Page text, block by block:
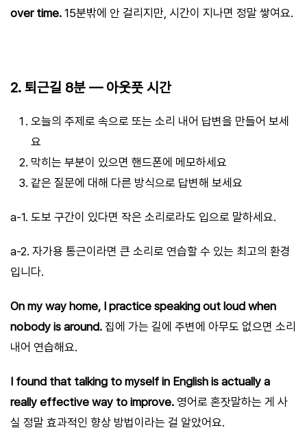
over time. 15분밖에 안 걸리지만, 시간이 지나면 정말 쌓여요.
2. 퇴근길 8분 — 아웃풋 시간
오늘의 주제로 속으로 또는 소리 내어 답변을 만들어 보세
요
막히는 부분이 있으면 핸드폰에 메모하세요
같은 질문에 대해 다른 방식으로 답변해 보세요
a-1. 도보 구간이 있다면 작은 소리로라도 입으로 말하세요.
a-2. 자가용 통근이라면 큰 소리로 연습할 수 있는 최고의 환경
입니다.
On my way home, I practice speaking out loud when
nobody is around. 집에 가는 길에 주변에 아무도 없으면 소리
내어 연습해요.
I found that talking to myself in English is actually a
really effective way to improve. 영어로 혼잣말하는 게 사
실 정말 효과적인 향상 방법이라는 걸 알았어요.